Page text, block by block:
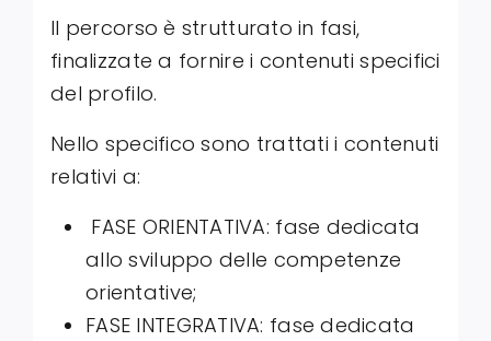
Il percorso è strutturato in fasi,
finalizzate a fornire i contenuti specifici
del profilo.
Nello specifico sono trattati i contenuti
relativi a:
FASE ORIENTATIVA: fase dedicata
allo sviluppo delle competenze
orientative;
FASE INTEGRATIVA: fase dedicata